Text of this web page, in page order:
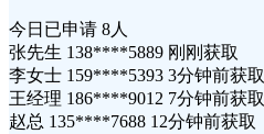
今日已申请 8人
张先生 138****5889 刚刚获取
李女士 159****5393 3分钟前获取
王经理 186****9012 7分钟前获取
赵总 135****7688 12分钟前获取